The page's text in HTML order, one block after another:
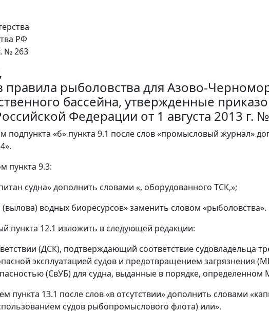
РФ
№ 263
рыболовства для Азово-
бассейна, утвержденные
Федерации от 1 августа 2013 г.
подпункта «б» пункта 9.1 после слов «промысловый журнал»
пункта 9.3:
судна» дополнить словами «, оборудованного ТСК,»;
водных биоресурсов» заменить словом «рыболовства».
пункта 12.1 изложить в следующей редакции:
(ДСК), подтверждающий соответствие судовладельца
эксплуатацией судов и предотвращением загрязнения
(СвУБ) для судна, выданные в порядке, определенном
пункта 13.1 после слов «в отсутствии» дополнить словами
судов рыбопромыслового флота) или».